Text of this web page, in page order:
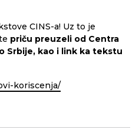
CINS-a! Uz to je
priču preuzeli od Centra
Srbije, kao i link ka tekstu
koriscenja/